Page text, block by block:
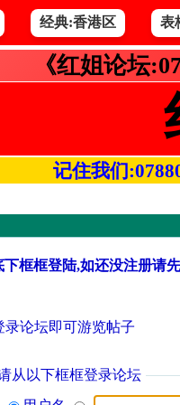
经典:香港区 表
《红姐论坛
记住我们
框框登陆,如还没注册请
论坛即可游览帖子
从以下框框登录论坛